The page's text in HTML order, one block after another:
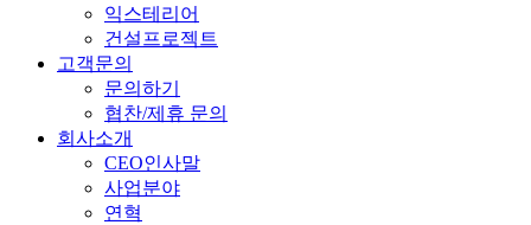
익스테리어
건설프로젝트
고객문의
문의하기
협찬/제휴 문의
회사소개
CEO인사말
사업분야
연혁